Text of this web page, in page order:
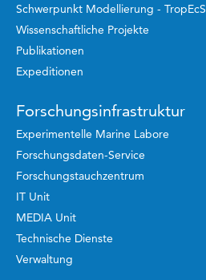
Schwerpunkt Modellierung - TropEcS
Wissenschaftliche Projekte
Publikationen
Expeditionen
Forschungsinfrastruktur
Experimentelle Marine Labore
Forschungsdaten-Service
Forschungstauchzentrum
IT Unit
MEDIA Unit
Technische Dienste
Verwaltung